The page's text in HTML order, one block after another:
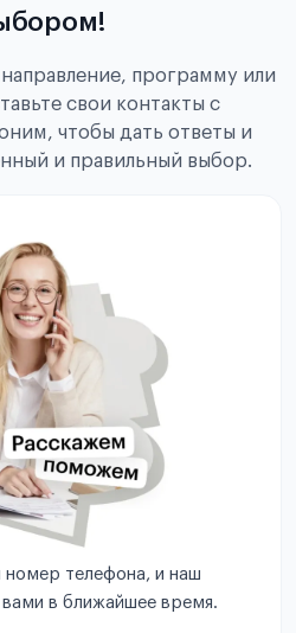
программу или
свои контакты с
чтобы дать ответы и
и правильный выбор.
номер телефона, и наш
вами в ближайшее время.